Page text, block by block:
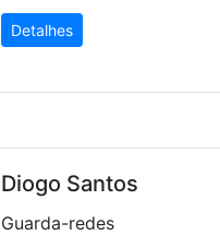
Detalhes
Diogo Santos
Guarda-redes